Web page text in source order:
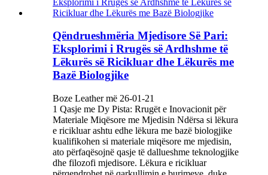
Qëndrueshmëria Mjedisore Së Pari:
Eksplorimi i Rrugës së Ardhshme të
Lëkurës së Ricikluar dhe Lëkurës me
Bazë Biologjike
Boze Leather më 26-01-21
1 Qasje me Dy Pista: Rrugët e Inovacionit për
Materiale Miqësore me Mjedisin Ndërsa si lëkura
e ricikluar ashtu edhe lëkura me bazë biologjike
kualifikohen si materiale miqësore me mjedisin,
ato përfaqësojnë qasje të dallueshme teknologjike
dhe filozofi mjedisore. Lëkura e ricikluar